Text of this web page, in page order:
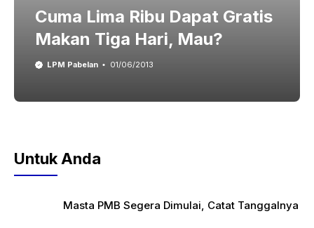
Cuma Lima Ribu Dapat Gratis
Makan Tiga Hari, Mau?
LPM Pabelan 01/06/2013
Untuk Anda
Masta PMB Segera Dimulai, Catat Tanggalnya